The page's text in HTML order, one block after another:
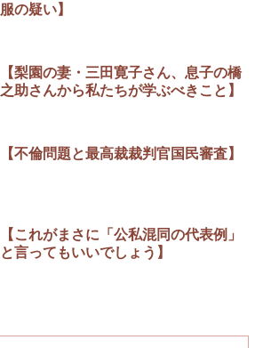
服の疑い】
【梨園の妻・三田寛子さん、息子の橋
之助さんから私たちが学ぶべきこと】
【不倫問題と最高裁裁判官国民審査】
【これがまさに「公私混同の代表例」
と言ってもいいでしょう】